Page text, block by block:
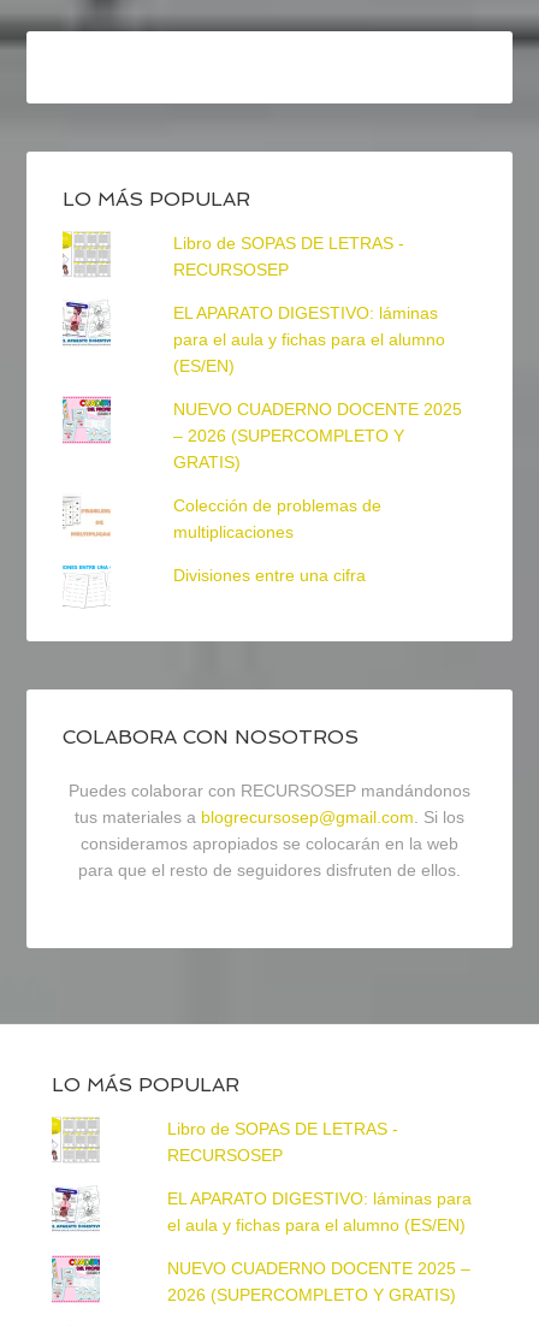
LO MÁS POPULAR
Libro de SOPAS DE LETRAS -
RECURSOSEP
EL APARATO DIGESTIVO: láminas
para el aula y fichas para el alumno
(ES/EN)
NUEVO CUADERNO DOCENTE 2025
– 2026 (SUPERCOMPLETO Y
GRATIS)
Colección de problemas de
multiplicaciones
Divisiones entre una cifra
COLABORA CON NOSOTROS
Puedes colaborar con RECURSOSEP mandándonos
tus materiales a blogrecursosep@gmail.com. Si los
consideramos apropiados se colocarán en la web
para que el resto de seguidores disfruten de ellos.
LO MÁS POPULAR
Libro de SOPAS DE LETRAS -
RECURSOSEP
EL APARATO DIGESTIVO: láminas para
el aula y fichas para el alumno (ES/EN)
NUEVO CUADERNO DOCENTE 2025 –
2026 (SUPERCOMPLETO Y GRATIS)